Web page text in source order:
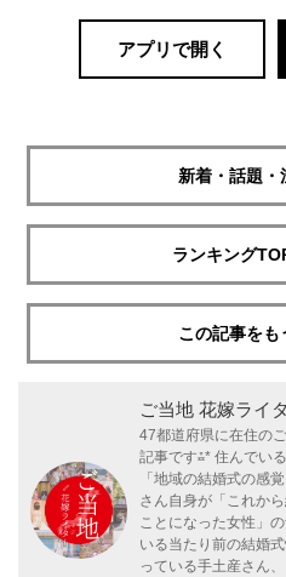
アプリで開く
新着・話題・
ランキング
この記事をも
ご当地 花嫁ライ
47都道府県に在住の
記事です⁂* 住んでい
「地域の結婚式の感
さん自身が「これか
ことになった女性」
いる当たり前の結婚
っている手土産さん